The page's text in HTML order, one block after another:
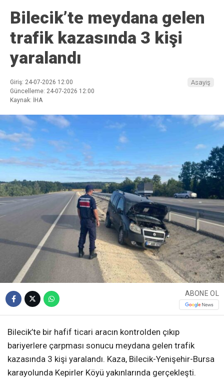
Bilecik’te meydana gelen
trafik kazasında 3 kişi
yaralandı
Giriş: 24-07-2026 12:00
Güncelleme: 24-07-2026 12:00
Kaynak: İHA
Asayiş
ABONE OL
Bilecik’te bir hafif ticari aracın kontrolden çıkıp
bariyerlere çarpması sonucu meydana gelen trafik
kazasında 3 kişi yaralandı. Kaza, Bilecik-Yenişehir-Bursa
karayolunda Kepirler Köyü yakınlarında gerçekleşti.